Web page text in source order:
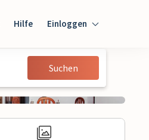
Hilfe Einloggen
Einloggen
Gast
Suchen